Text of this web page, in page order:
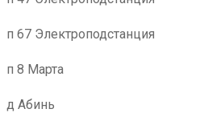
п 67 Электроподстанция
п 8 Марта
д Абинь